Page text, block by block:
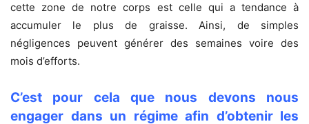
cette zone de notre corps est celle qui a tendance à
accumuler le plus de graisse. Ainsi, de simples
négligences peuvent générer des semaines voire des
mois d’efforts.
C’est pour cela que nous devons nous
engager dans un régime afin d’obtenir les